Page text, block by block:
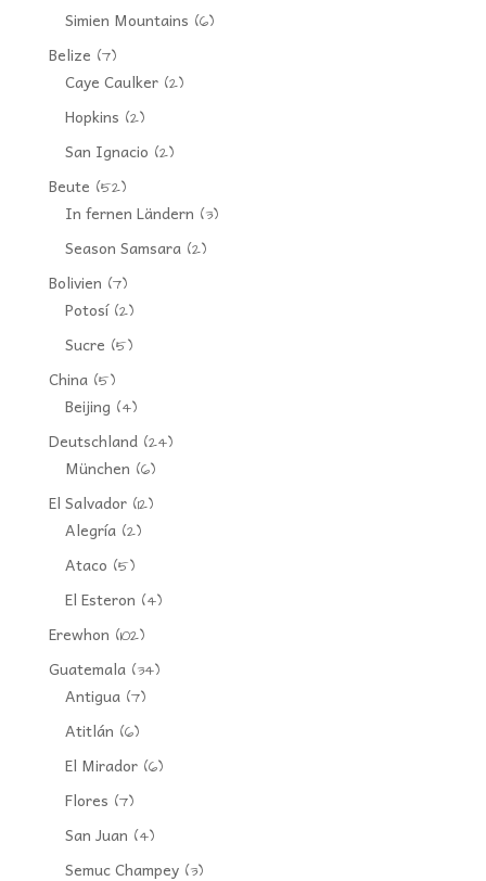
Simien Mountains (6)
Belize (7)
Caye Caulker(2)
Hopkins (2)
San Ignacio (2)
Beute (52)
In fernen Ländern (3)
Season Samsara(2)
Bolivien (7)
Potosí(2)
Sucre (5)
China(5)
Beijing (4)
Deutschland(24)
München (6)
El Salvador(12)
Alegría(2)
Ataco (5)
El Esteron (4)
Erewhon (102)
Guatemala(34)
Antigua(7)
Atitlán (6)
El Mirador(6)
Flores (7)
San Juan (4)
Semuc Champey(3)